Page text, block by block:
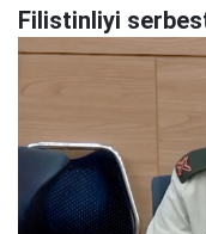
Filistinliyi